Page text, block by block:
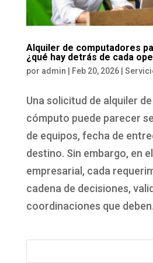
Alquiler de computadores
¿qué hay detrás de cada
por admin Feb 20, 2026|
Una solicitud de alquiler
cómputo puede parecer
de equipos, fecha de
destino. Sin embargo, en
empresarial, cada
cadena de decisiones,
coordinaciones que